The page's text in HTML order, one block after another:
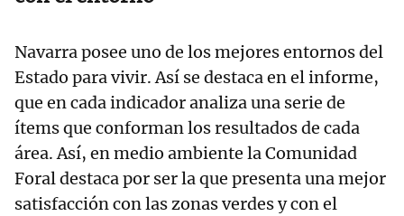
Navarra posee uno de los mejores entornos del
Estado para vivir. Así se destaca en el informe,
que en cada indicador analiza una serie de
ítems que conforman los resultados de cada
área. Así, en medio ambiente la Comunidad
Foral destaca por ser la que presenta una mejor
satisfacción con las zonas verdes y con el